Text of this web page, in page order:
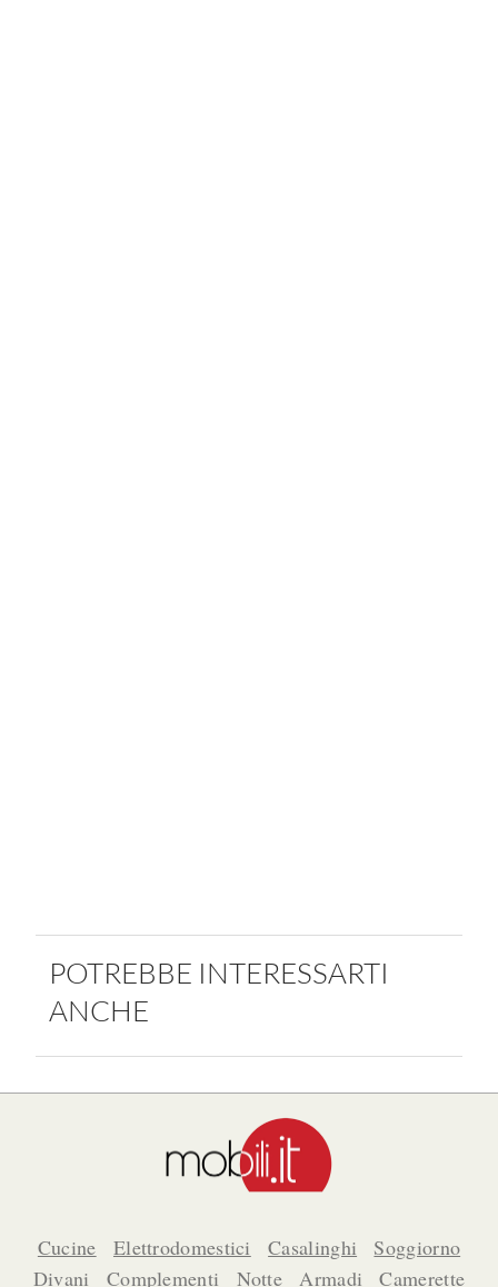
POTREBBE INTERESSARTI
ANCHE
Cucine Elettrodomestici Casalinghi
Soggiorno
Divani
Complementi Notte Armadi Camerette